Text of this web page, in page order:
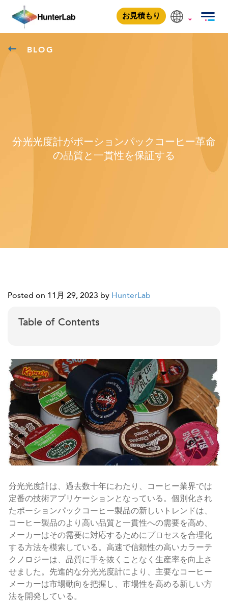
お見積もり
BLOG
分光光度計がポーションパックコーヒー革命
の品質と一貫性を保証する
Posted on 11月 29, 2023 by HunterLab
Table of Contents
分光光度計は、過去数十年にわたり、コーヒー業界では
定番の技術アプリケーションとなっている。個別化され
たポーションパックコーヒー製品の新しいトレンドは、
コーヒー製品のより高い品質と一貫性への需要を高め、
メーカーはその需要に対応するためにプロセスを合理化
する方法を模索している。高速で信頼性の高いカラーテ
クノロジーは、品質に手を抜くことなく生産率を向上さ
せました。先進的な分光光度計により、主要なコーヒー
メーカーは市場動向を把握し、市場性を高める新しい方
法を開発している。